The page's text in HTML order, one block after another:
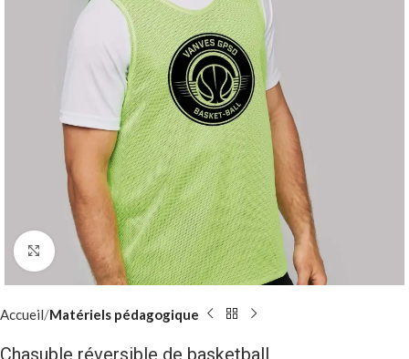
Click to enlarge
Accueil Matériels pédagogique
Chasuble réversible de basketball